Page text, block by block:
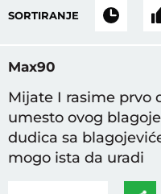
SORTIRANJE
Max90
Mijate I rasime prvo
umesto ovog
dudica sa
mogo ista da uradi